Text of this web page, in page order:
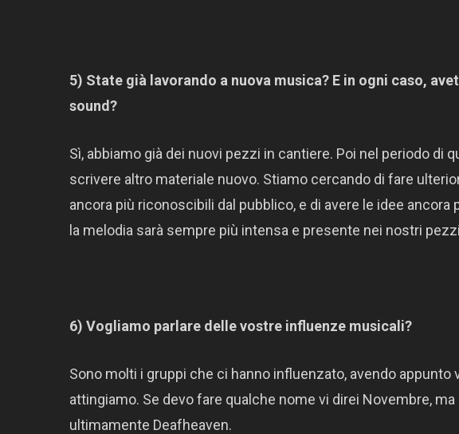
5) State già lavorando a nuova musica? E in ogni caso,
sound?
Sì, abbiamo già dei nuovi pezzi in cantiere. Poi nel periodo di
scrivere altro materiale nuovo. Stiamo cercando di fare
ancora più riconoscibili dal pubblico, e di avere le idee
la melodia sarà sempre più intensa e presente nei nostri
6) Vogliamo parlare delle vostre influenze musicali?
Sono molti i gruppi che ci hanno influenzato, avendo appunto
attingiamo. Se devo fare qualche nome vi direi Novembre,
ultimamente Deafheaven.